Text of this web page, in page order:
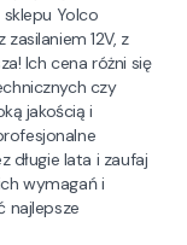
Yolco
12V, z
Ich cena różni się
czy
jakością i
długie lata i zaufaj
wymagań i
najlepsze